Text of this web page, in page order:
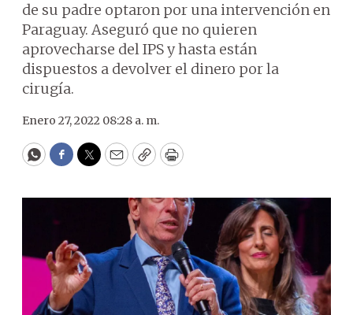
de su padre optaron por una intervención en
Paraguay. Aseguró que no quieren
aprovecharse del IPS y hasta están
dispuestos a devolver el dinero por la
cirugía.
Enero 27, 2022 08:28 a. m.
WhatsApp
Facebook
Twitter
EmailCopyPrint